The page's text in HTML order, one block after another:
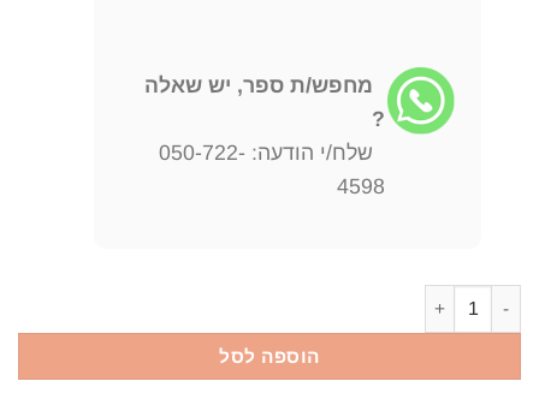
מחפש/ת ספר, יש שאלה
?
שלח/י הודעה: 050-722-
4598
הוספה לסל